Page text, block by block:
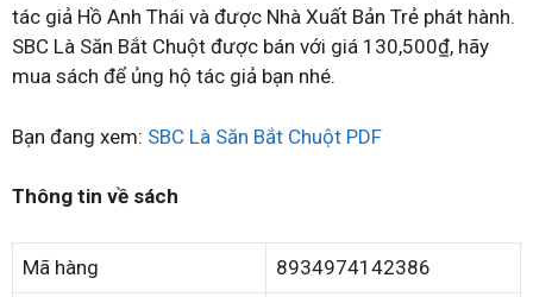
tác giả Hồ Anh Thái và được Nhà Xuất Bản Trẻ phát hành.
SBC Là Săn Bắt Chuột được bán với giá 130,500₫, hãy
mua sách để ủng hộ tác giả bạn nhé.
Bạn đang xem: SBC Là Săn Bắt Chuột PDF
Thông tin về sách
Mã hàng 8934974142386